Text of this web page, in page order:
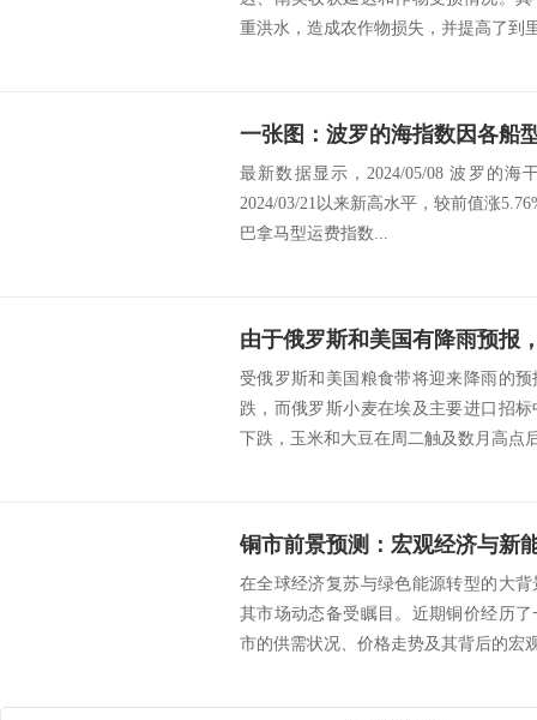
重洪水，造成农作物损失，并提高了到
最新数据显示，2024/05/08 波罗的海
2024/03/21以来新高水平，较前值涨
巴拿马型运费指数...
由于俄罗斯和美国有降雨预报
受俄罗斯和美国粮食带将迎来降雨的
跌，而俄罗斯小麦在埃及主要进口招
下跌，玉米和大豆在周二触及数月高点
铜市前景预测：宏观经济与新
在全球经济复苏与绿色能源转型的大
其市场动态备受瞩目。近期铜价经历
市的供需状况、价格走势及其背后的宏